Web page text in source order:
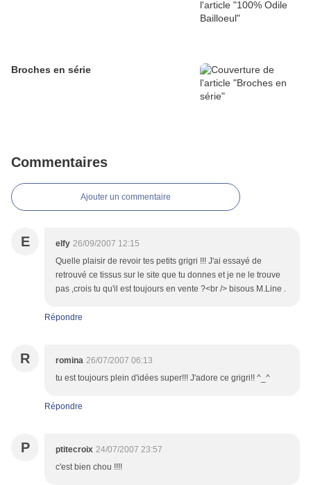
Broches en série
Commentaires
Ajouter un commentaire
E elfy 26/09/2007 12:15
Quelle plaisir de revoir tes petits grigri !!! J'ai essayé de
retrouvé ce tissus sur le site que tu donnes et je ne le trouve
pas ,crois tu qu'il est toujours en vente ?<br /> bisous M.Line .
Répondre
R romina 26/07/2007 06:13
tu est toujours plein d'idées super!!! J'adore ce grigri!! ^_^
Répondre
P ptitecroix 24/07/2007 23:57
c'est bien chou !!!!